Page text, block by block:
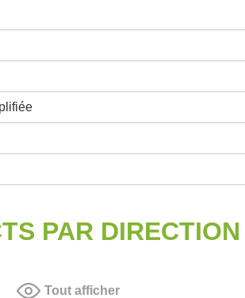
PAR DIRECTION
Tout afficher